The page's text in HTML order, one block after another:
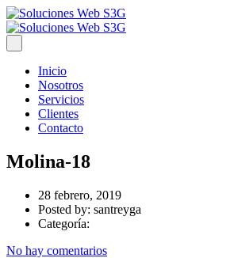
Inicio
Nosotros
Servicios
Clientes
Contacto
Molina-18
28 febrero, 2019
Posted by: santreyga
Categoría:
No hay comentarios